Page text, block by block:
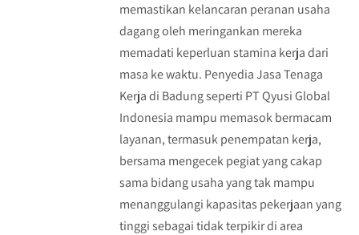
memastikan kelancaran peranan usaha
dagang oleh meringankan mereka
memadati keperluan stamina kerja dari
masa ke waktu. Penyedia Jasa Tenaga
Kerja di Badung seperti PT Qyusi Global
Indonesia mampu memasok bermacam
layanan, termasuk penempatan kerja,
bersama mengecek pegiat yang cakap
sama bidang usaha yang tak mampu
menanggulangi kapasitas pekerjaan yang
tinggi sebagai tidak terpikir di area